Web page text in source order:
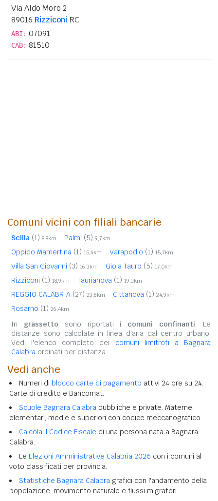
Via Aldo Moro 2
89016 Rizziconi RC
ABI: 07091
CAB: 81510
Comuni vicini con filiali bancarie
Scilla (1) 8,8km Palmi (5) 9,7km
Oppido Mamertina (1) 15,4km Varapodio (1) 15,7km
Villa San Giovanni (3) 16,3km Gioia Tauro (5) 17,0km
Rizziconi (1) 18,9km Taurianova (1) 19,3km
REGGIO CALABRIA (27) 23,6km Cittanova (1) 24,9km
Rosarno (1) 26,4km
In grassetto sono riportati i comuni confinanti. Le
distanze sono calcolate in linea d'aria dal centro urbano.
Vedi l'elenco completo dei comuni limitrofi a Bagnara
Calabra ordinati per distanza.
Vedi anche
Numeri di blocco carte di pagamento attivi 24 ore su 24.
Carte di credito e Bancomat.
Scuole Bagnara Calabra pubbliche e private. Materne,
elementari, medie e superiori con codice meccanografico.
Calcola il Codice Fiscale di una persona nata a Bagnara
Calabra.
Le Elezioni Amministrative Calabria 2026 con i comuni al
voto classificati per provincia.
Statistiche Bagnara Calabra grafici con l'andamento della
popolazione, movimento naturale e flussi migratori.